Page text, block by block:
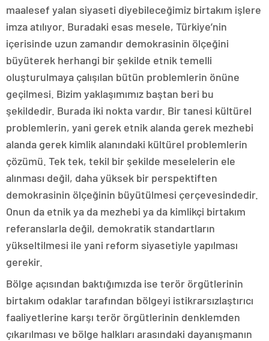
maalesef yalan siyaseti diyebileceğimiz birtakım işlere
imza atılıyor. Buradaki esas mesele, Türkiye’nin
içerisinde uzun zamandır demokrasinin ölçeğini
büyüterek herhangi bir şekilde etnik temelli
oluşturulmaya çalışılan bütün problemlerin önüne
geçilmesi. Bizim yaklaşımımız baştan beri bu
şekildedir. Burada iki nokta vardır. Bir tanesi kültürel
problemlerin, yani gerek etnik alanda gerek mezhebi
alanda gerek kimlik alanındaki kültürel problemlerin
çözümü. Tek tek, tekil bir şekilde meselelerin ele
alınması değil, daha yüksek bir perspektiften
demokrasinin ölçeğinin büyütülmesi çerçevesindedir.
Onun da etnik ya da mezhebi ya da kimlikçi birtakım
referanslarla değil, demokratik standartların
yükseltilmesi ile yani reform siyasetiyle yapılması
gerekir.
Bölge açısından baktığımızda ise terör örgütlerinin
birtakım odaklar tarafından bölgeyi istikrarsızlaştırıcı
faaliyetlerine karşı terör örgütlerinin denklemden
çıkarılması ve bölge halkları arasındaki dayanışmanın